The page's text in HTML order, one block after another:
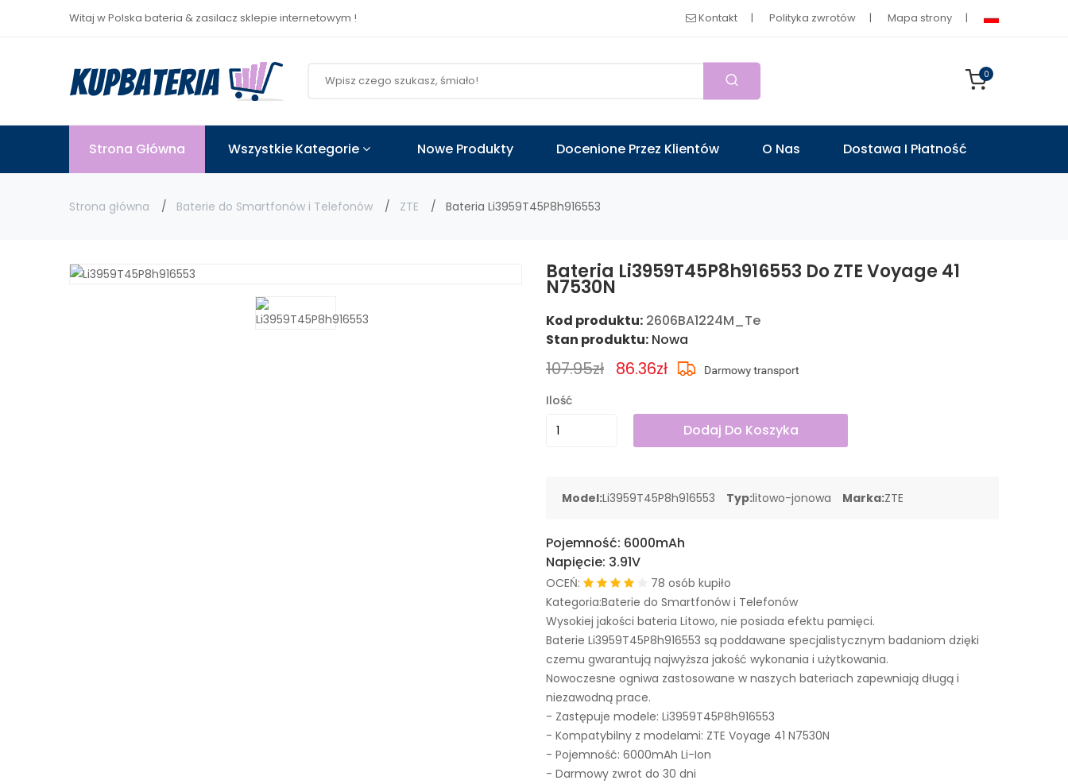
Witaj w Polska bateria & zasilacz sklepie internetowym ! Kontakt Polityka zwrotów Mapa strony
0
Strona Główna Wszystkie Kategorie Nowe Produkty Docenione Przez Klientów O Nas Dostawa I Płatność
Strona główna Baterie do Smartfonów i Telefonów ZTE Bateria Li3959T45P8h916553
Bateria Li3959T45P8h916553 Do ZTE Voyage 41
N7530N
Kod produktu: 2606BA1224M_Te
Stan produktu: Nowa
107.95zł 86.36zł
Ilość
Dodaj Do Koszyka
Model:Li3959T45P8h916553 Typ:litowo-jonowa Marka:ZTE
Pojemność: 6000mAh
Napięcie: 3.91V
OCEŃ:
78 osób kupiło
Kategoria:Baterie do Smartfonów i Telefonów
Wysokiej jakości bateria Litowo, nie posiada efektu pamięci.
Baterie Li3959T45P8h916553 są poddawane specjalistycznym badaniom dzięki
czemu gwarantują najwyższa jakość wykonania i użytkowania.
Nowoczesne ogniwa zastosowane w naszych bateriach zapewniają długą i
niezawodną prace.
- Zastępuje modele: Li3959T45P8h916553
- Kompatybilny z modelami: ZTE Voyage 41 N7530N
- Pojemność: 6000mAh Li-Ion
- Darmowy zwrot do 30 dni